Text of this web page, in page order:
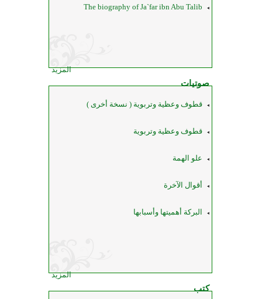
The biography of Ja`far ibn Abu Talib
المزيد
صوتيات
قطوف وعظية وتربوية ( نسخة أخرى )
قطوف وعظية وتربوية
علو الهمة
أقوال الآخرة
البركة أهميتها وأسبابها
المزيد
كتب